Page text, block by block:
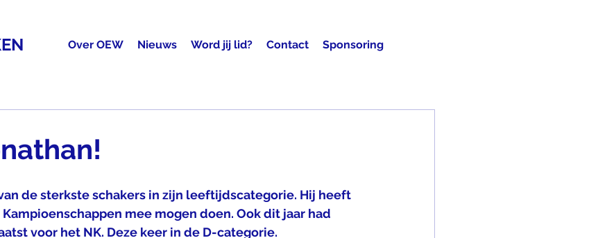
Over OEW Nieuws Word jij lid? Contact Sponsoring
de sterkste schakers in zijn leeftijdscategorie. Hij heeft
mee mogen doen. Ook dit jaar had
voor het NK. Deze keer in de D-categorie.